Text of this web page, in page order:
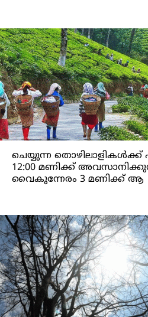
ചെയ്യുന്ന തൊഴിലാളികൾക്ക്
12:00 മണിക്ക്
വൈകുന്നേരം 3 മണിക്ക് ആ